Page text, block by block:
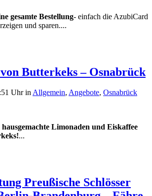
gesamte Bestellung- einfach die AzubiCard
und sparen....
Butterkeks – Osnabrück
UhrinAllgemein, Angebote, Osnabrück
Limonaden und Eiskaffee
...
Preußische Schlösser